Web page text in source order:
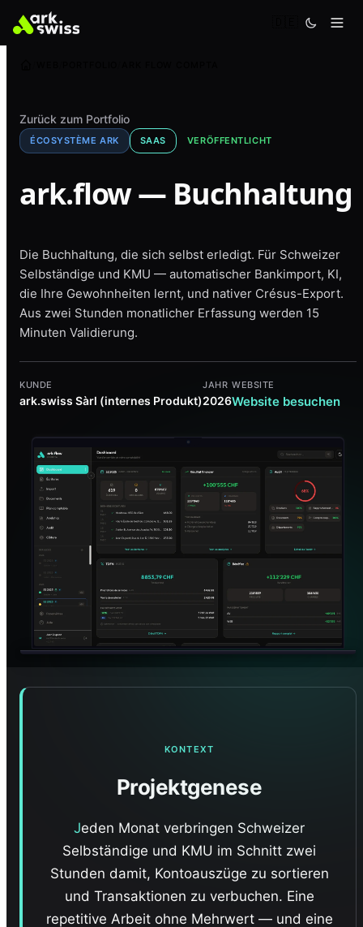
Zurück zum Portfolio
ÉCOSYSTÈME ARK SAAS VERÖFFENTLICHT
ark.flow — Buchhaltung
Die Buchhaltung, die sich selbst erledigt. Für Schweizer
Selbständige und KMU — automatischer Bankimport, KI,
die Ihre Gewohnheiten lernt, und nativer Crésus-Export.
Aus zwei Stunden monatlicher Erfassung werden 15
Minuten Validierung.
KUNDE
ark.swiss Sàrl (internes Produkt)
JAHR
2026
WEBSITE
Website besuchen
KONTEXT
Projektgenese
Jeden Monat verbringen Schweizer
Selbständige und KMU im Schnitt zwei
Stunden damit, Kontoauszüge zu sortieren
und Transaktionen zu verbuchen. Eine
repetitive Arbeit ohne Mehrwert — und eine